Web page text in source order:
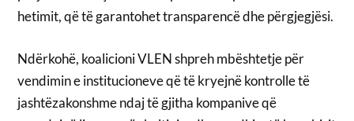
hetimit, që të garantohet transparencë dhe përgjegjësi.
Ndërkohë, koalicioni VLEN shpreh mbështetje për
vendimin e institucioneve që të kryejnë kontrolle të
jashtëzakonshme ndaj të gjitha kompanive që